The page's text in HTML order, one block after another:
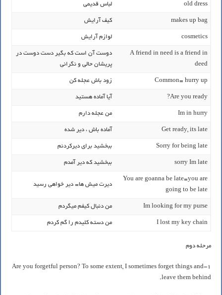
old dress لباس قدیمی
makes up bag کیف آرایش
cosmetics لوازم آرایش
A friend in need is a friend in
deed
دوست آن است که بگیر دست دوست در
پریشان حالی و نگرانی
Common= hurry up زود باش عجله کن
Are you ready? آیا آماده هستید
Im in hurry من عجله دارم
Get ready, its late آماده باش ، دیر شده
Sorry for being late ببخشید برای دیرکردنم
sorry Im late ببخشید که دیر آمدم
You are goanna be late=you are
going to be late
دیرت میش ها= دیر خواهی رسید
Im looking for my purse من دنبال کیفم میگردم
I lost my key chain من دسته کلیدم را گم کردم
مرحله دوم
1-Are you forgetful person? To some extent, I sometimes forget things and
leave them behind.